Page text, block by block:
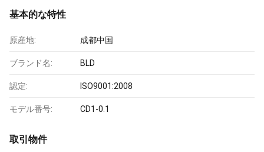
基本的な特性
原産地: 成都中国
ブランド名: BLD
認定: ISO9001:2008
モデル番号: CD1-0.1
取引物件